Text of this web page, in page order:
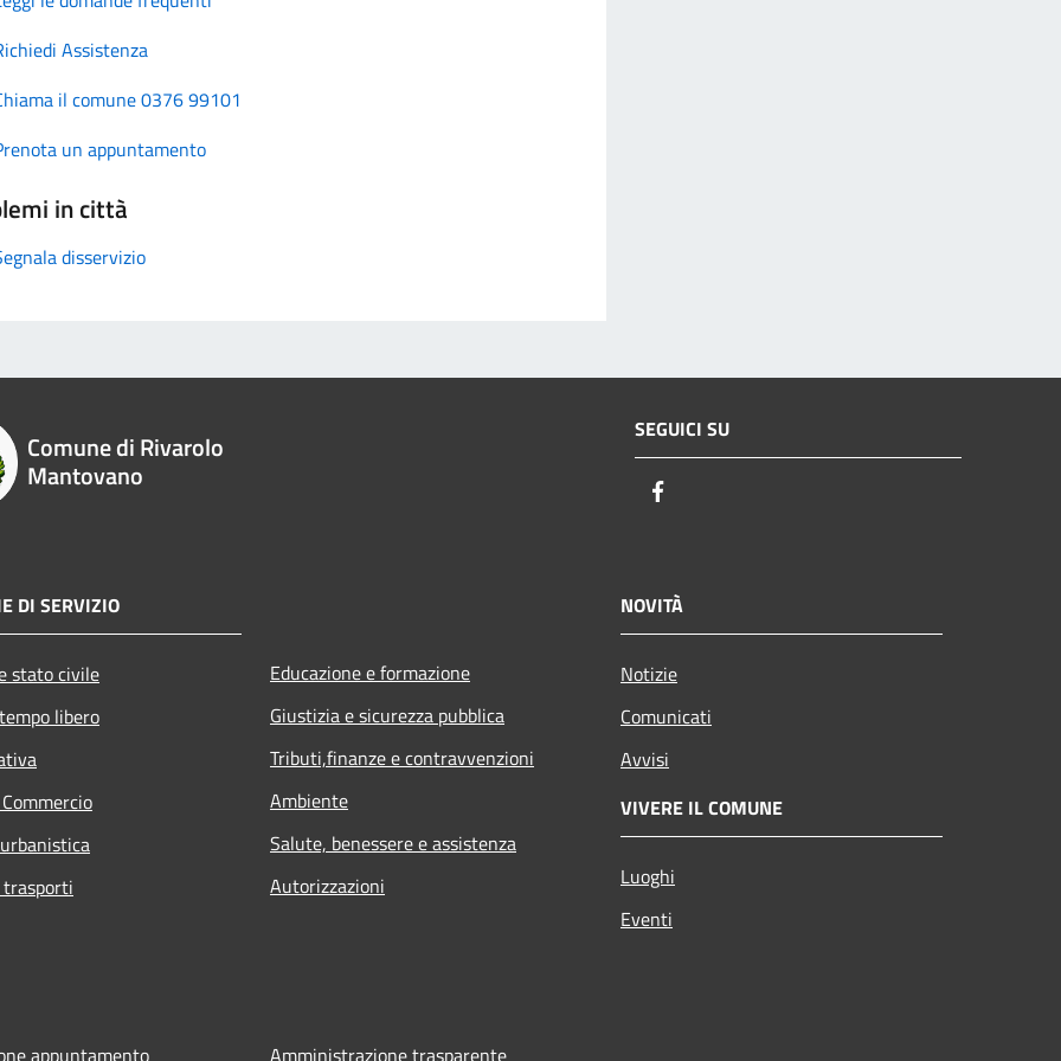
Assistenza
il comune 0376 99101
un appuntamento
in città
disservizio
Comune di Rivarolo
Mantovano
SEGUICI SU
DI SERVIZIO
stato civile
libero
Educazione e formazione
Giustizia e sicurezza pubblica
Tributi,finanze e contravvenzioni
Ambiente
Salute, benessere e assistenza
Autorizzazioni
NOVITÀ
Notizie
Comunicati
Avvisi
VIVERE IL COMUNE
Luoghi
Eventi
appuntamento Amministrazione trasparente